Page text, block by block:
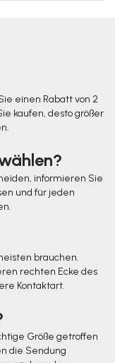
einen Rabatt von 2
kaufen, desto größer
informieren Sie
und für jeden
brauchen.
rechten Ecke des
Kontaktart.
Größe getroffen
die Sendung